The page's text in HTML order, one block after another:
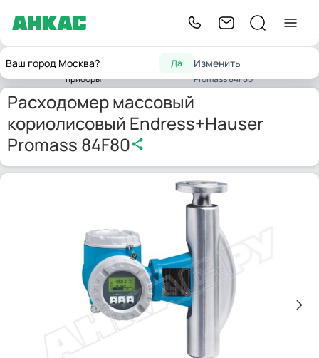
Ваш город Москва? Да Изменить
Главнаяизмерительные
приборы
Расходомеры
кориолисовый Endress+Hauser
Promass 84F80
Расходомер массовый
кориолисовый Endress+Hauser
Promass 84F80